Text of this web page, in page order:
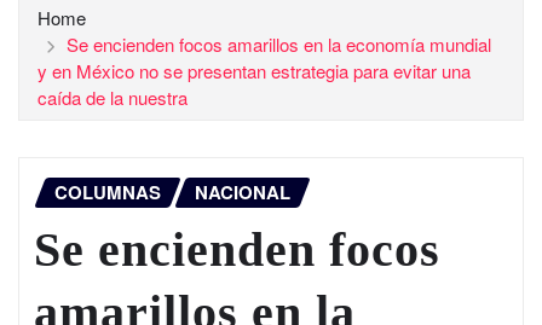
Home
Se encienden focos amarillos en la economía mundial
y en México no se presentan estrategia para evitar una
caída de la nuestra
COLUMNAS NACIONAL
Se encienden focos
amarillos en la